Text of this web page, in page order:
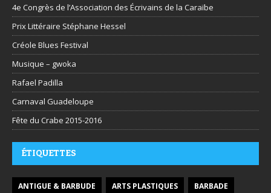
4e Congrès de l’Association des Écrivains de la Caraïbe
Prix Littéraire Stéphane Hessel
Créole Blues Festival
Musique – gwoka
Rafael Padilla
Carnaval Guadeloupe
Fête du Crabe 2015-2016
ÉTIQUETTES
ANTIGUE & BARBUDE ARTS PLASTIQUES BARBADE